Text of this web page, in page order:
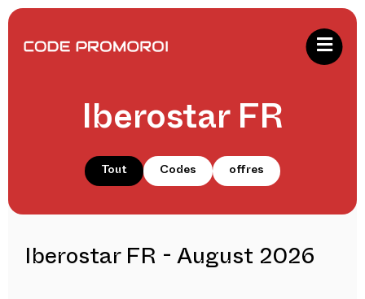
Iberostar FR
Tout Codes offres
Iberostar FR - August 2026